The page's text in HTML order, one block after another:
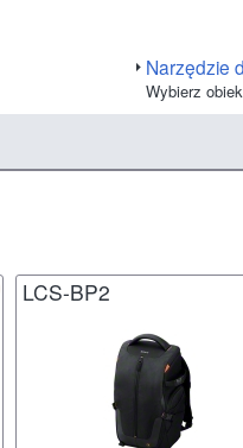
Narzędzie
Wybierz
LCS-BP2